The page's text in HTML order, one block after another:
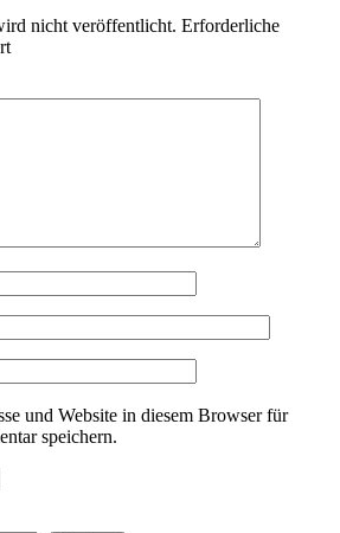
nicht veröffentlicht. Erforderliche
und Website in diesem Browser für
speichern.